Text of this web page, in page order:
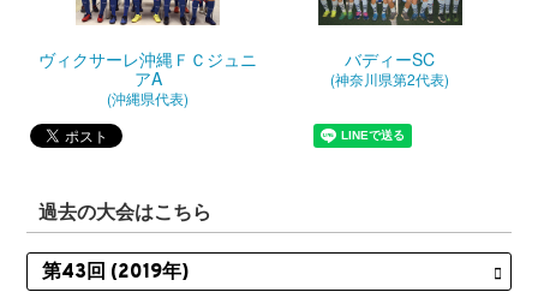
ヴィクサーレ沖縄ＦＣジュニ
アA
(沖縄県代表)
バディーSC
(神奈川県第2代表)
過去の大会はこちら